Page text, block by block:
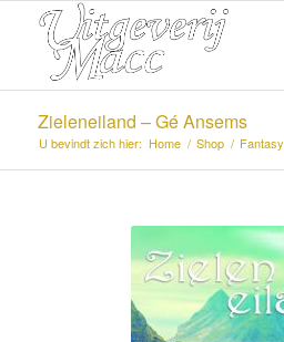
Zieleneiland – Gé Ansems
U bevindt zich hier: Home / Shop / Fantasy